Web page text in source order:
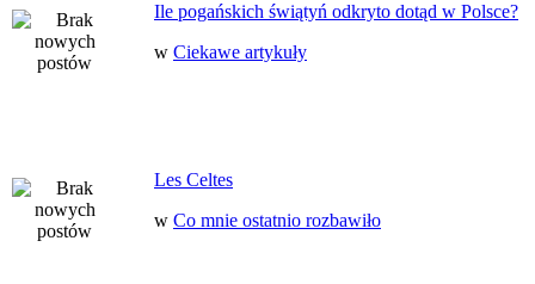
Ile pogańskich świątyń odkryto dotąd w Polsce?
w Ciekawe artykuły
Les Celtes
w Co mnie ostatnio rozbawiło